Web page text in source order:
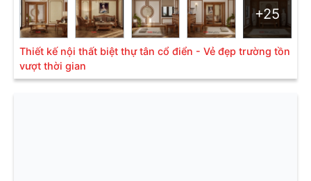
+25
Thiết kế nội thất biệt thự tân cổ điển - Vẻ đẹp trường tồn
vượt thời gian